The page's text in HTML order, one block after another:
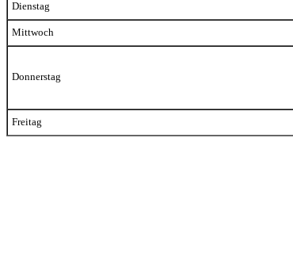
Dienstag
Mittwoch
Donnerstag
Freitag